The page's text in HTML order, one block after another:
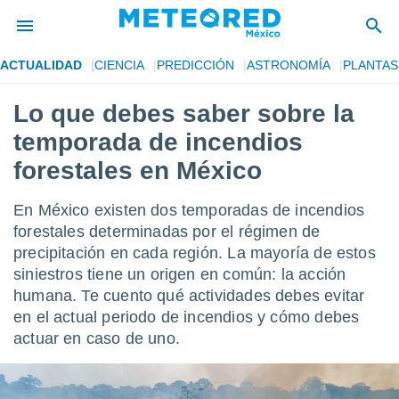
de
ha sido
para
se
calidad.
a este
las
y
digital
basada
ACTUALIDAD CIENCIA PREDICCIÓN ASTRONOMÍA PLANTAS
Lo que debes saber sobre la
temporada de incendios
forestales en México
En México existen dos temporadas de incendios
forestales determinadas por el régimen de
precipitación en cada región. La mayoría de estos
siniestros tiene un origen en común: la acción
humana. Te cuento qué actividades debes evitar
en el actual periodo de incendios y cómo debes
actuar en caso de uno.